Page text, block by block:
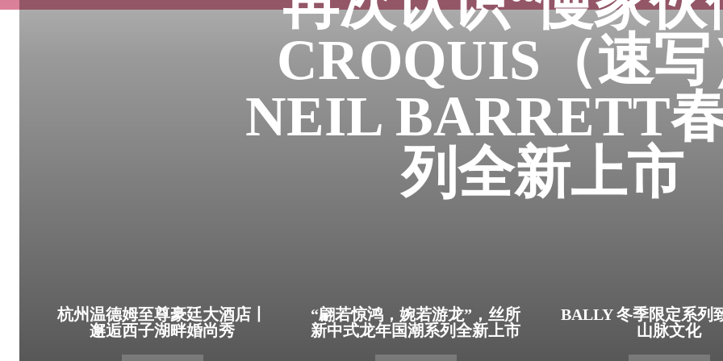
CROQUIS（速
NEIL BARRETT
列全新上市
杭州温德姆至尊豪廷大酒店丨
邂逅西子湖畔婚尚秀
“翩若惊鸿，婉若游龙”，丝所
新中式龙年国潮系列全新上市
BALLY 冬季限定系列
山脉文化